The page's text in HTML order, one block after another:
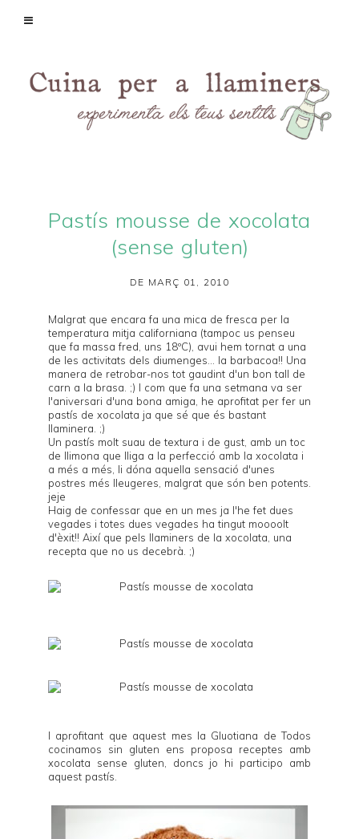
Pastís mousse de xocolata
(sense gluten)
DE MARÇ 01, 2010
Malgrat que encara fa una mica de fresca per la
temperatura mitja californiana (tampoc us penseu
que fa massa fred, uns 18ºC), avui hem tornat a una
de les activitats dels diumenges... la barbacoa!! Una
manera de retrobar-nos tot gaudint d'un bon tall de
carn a la brasa. ;) I com que fa una setmana va ser
l'aniversari d'una bona amiga, he aprofitat per fer un
pastís de xocolata ja que sé que és bastant
llaminera. ;)
Un pastís molt suau de textura i de gust, amb un toc
de llimona que lliga a la perfecció amb la xocolata i
a més a més, li dóna aquella sensació d'unes
postres més lleugeres, malgrat que són ben potents.
jeje
Haig de confessar que en un mes ja l'he fet dues
vegades i totes dues vegades ha tingut moooolt
d'èxit!! Així que pels llaminers de la xocolata, una
recepta que no us decebrà. ;)
I aprofitant que aquest mes la Gluotiana deTodos
cocinamos sin gluten ens proposa receptes amb
xocolata sense gluten, doncs jo hi participo amb
aquest pastís.